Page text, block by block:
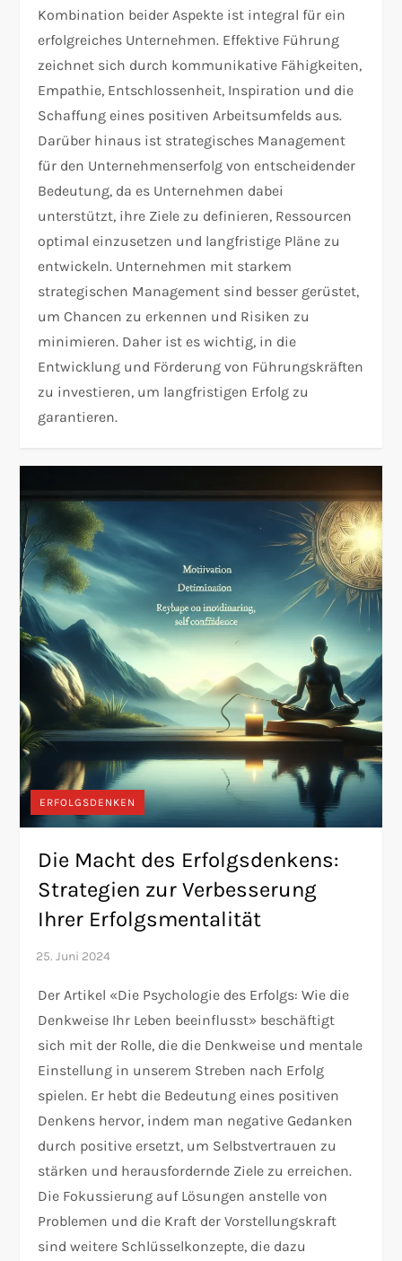
Kombination beider Aspekte ist integral für ein
erfolgreiches Unternehmen. Effektive Führung
zeichnet sich durch kommunikative Fähigkeiten,
Empathie, Entschlossenheit, Inspiration und die
Schaffung eines positiven Arbeitsumfelds aus.
Darüber hinaus ist strategisches Management
für den Unternehmenserfolg von entscheidender
Bedeutung, da es Unternehmen dabei
unterstützt, ihre Ziele zu definieren, Ressourcen
optimal einzusetzen und langfristige Pläne zu
entwickeln. Unternehmen mit starkem
strategischen Management sind besser gerüstet,
um Chancen zu erkennen und Risiken zu
minimieren. Daher ist es wichtig, in die
Entwicklung und Förderung von Führungskräften
zu investieren, um langfristigen Erfolg zu
garantieren.
ERFOLGSDENKEN
Die Macht des Erfolgsdenkens:
Strategien zur Verbesserung
Ihrer Erfolgsmentalität
Der Artikel «Die Psychologie des Erfolgs: Wie die
Denkweise Ihr Leben beeinflusst» beschäftigt
sich mit der Rolle, die die Denkweise und mentale
Einstellung in unserem Streben nach Erfolg
spielen. Er hebt die Bedeutung eines positiven
Denkens hervor, indem man negative Gedanken
durch positive ersetzt, um Selbstvertrauen zu
stärken und herausfordernde Ziele zu erreichen.
Die Fokussierung auf Lösungen anstelle von
Problemen und die Kraft der Vorstellungskraft
sind weitere Schlüsselkonzepte, die dazu